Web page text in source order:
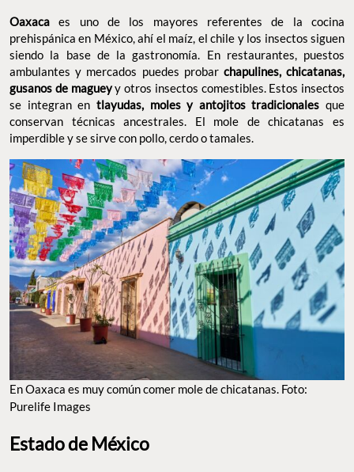
Oaxacaes uno de los mayores referentes de la cocina
prehispánica en México, ahí el maíz, el chile y los insectos siguen
siendo la base de la gastronomía. En restaurantes, puestos
ambulantes y mercados puedes probar chapulines, chicatanas,
gusanos de magueyy otros insectos comestibles. Estos insectos
se integran en tlayudas, moles y antojitos tradicionales que
conservan técnicas ancestrales. El mole de chicatanas es
imperdible y se sirve con pollo, cerdo o tamales.
En Oaxaca es muy común comer mole de chicatanas. Foto:
Purelife Images
Estado de México